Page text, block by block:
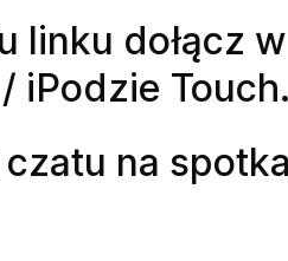
linku dołącz
iPodzie Touch.
na